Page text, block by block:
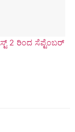
2 ರಿಂದ ಸೆಪ್ಟೆಂಬರ್